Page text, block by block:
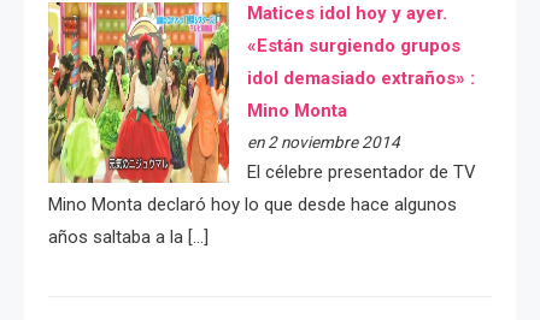
Matices idol hoy y ayer.
«Están surgiendo grupos
idol demasiado extraños» :
Mino Monta
en 2 noviembre 2014
El célebre presentador de TV
Mino Monta declaró hoy lo que desde hace algunos
años saltaba a la […]